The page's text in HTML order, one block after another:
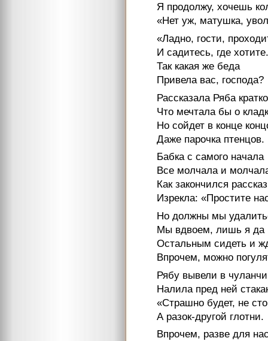
Я продолжу, хочешь
«Нет уж, матушка,
«Ладно, гости,
И садитесь, где хотите.
Так какая же беда
Привела вас, господа?
Рассказала Ряба
Что мечтала бы о
Но сойдет в конце
Даже парочка птенцов.
Бабка с самого начала
Все молчала и
Как закончился рассказ
Изрекла: «Простите
Но должны мы
Мы вдвоем, лишь я да
Остальным сидеть и
Впрочем, можно
Рябу вывели в
Налила пред ней
«Страшно будет, не
А разок-другой глотни.
Впрочем, разве для